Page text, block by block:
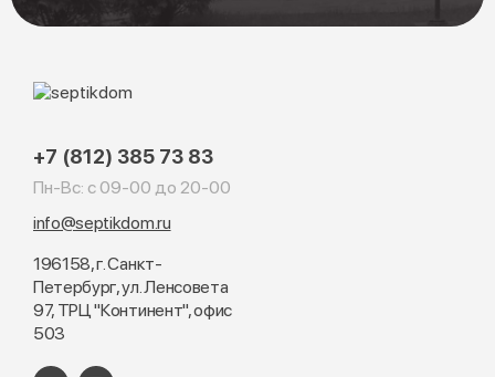
+7 (812) 385 73 83
Пн-Вс: с 09-00 до 20-00
info@septikdom.ru
196158, г. Санкт-
Петербург, ул. Ленсовета
97, ТРЦ "Континент", офис
503